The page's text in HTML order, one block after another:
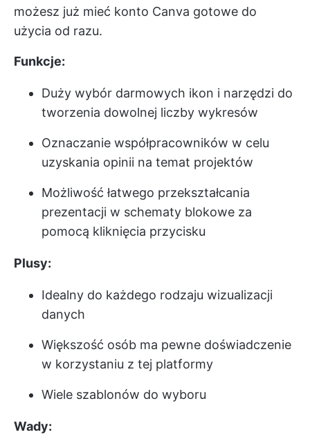
możesz już mieć konto Canva gotowe do
użycia od razu.
Funkcje:
Duży wybór darmowych ikon i narzędzi do
tworzenia dowolnej liczby wykresów
Oznaczanie współpracowników w celu
uzyskania opinii na temat projektów
Możliwość łatwego przekształcania
prezentacji w schematy blokowe za
pomocą kliknięcia przycisku
Plusy:
Idealny do każdego rodzaju wizualizacji
danych
Większość osób ma pewne doświadczenie
w korzystaniu z tej platformy
Wiele szablonów do wyboru
Wady: